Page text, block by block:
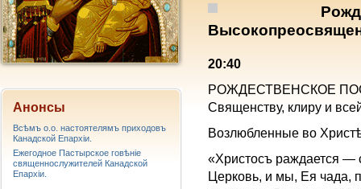
20:40
РОЖДЕСТВЕНСКОЕ
Священству, клиру и
Возлюбленные во
«Христосъ раждается —
Церковь, и мы, Ея чада,
Анонсы
Всѣмъ о.о. настоятелямъ приходовъ
Канадской Епархiи.
Ежегодное Пастырское говѣніе
священнослужителей Канадской
Епархіи.